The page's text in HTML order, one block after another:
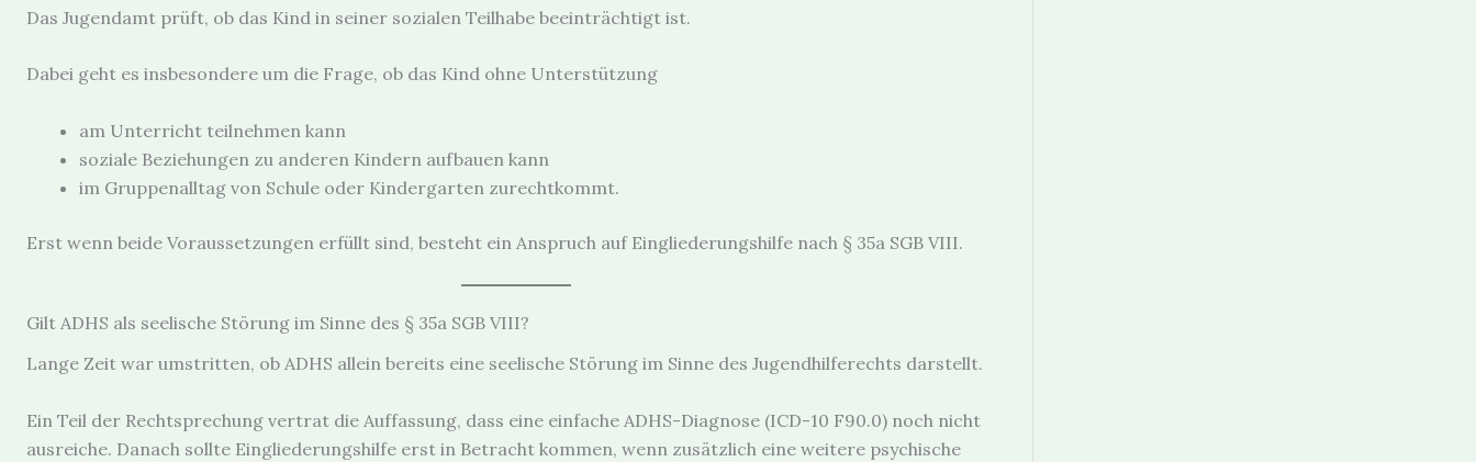
Das Jugendamt prüft, ob das Kind in seiner sozialen Teilhabe beeinträchtigt ist.
Dabei geht es insbesondere um die Frage, ob das Kind ohne Unterstützung
am Unterricht teilnehmen kann
soziale Beziehungen zu anderen Kindern aufbauen kann
im Gruppenalltag von Schule oder Kindergarten zurechtkommt.
Erst wenn beide Voraussetzungen erfüllt sind, besteht ein Anspruch auf Eingliederungshilfe nach § 35a SGB VIII.
Gilt ADHS als seelische Störung im Sinne des § 35a SGB VIII?
Lange Zeit war umstritten, ob ADHS allein bereits eine seelische Störung im Sinne des Jugendhilferechts darstellt.
Ein Teil der Rechtsprechung vertrat die Auffassung, dass eine einfache ADHS-Diagnose (ICD-10 F90.0) noch nicht
ausreiche. Danach sollte Eingliederungshilfe erst in Betracht kommen, wenn zusätzlich eine weitere psychische